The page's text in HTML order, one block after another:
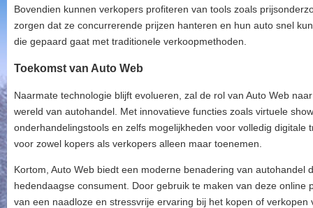
Bovendien kunnen verkopers profiteren van tools zoals
zorgen dat ze concurrerende prijzen hanteren en hun auto snel
die gepaard gaat met traditionele verkoopmethoden.
Toekomst van Auto Web
Naarmate technologie blijft evolueren, zal de rol van Auto Web
wereld van autohandel. Met innovatieve functies zoals virtuele
onderhandelingstools en zelfs mogelijkheden voor volledig digitale
voor zowel kopers als verkopers alleen maar toenemen.
Kortom, Auto Web biedt een moderne benadering van autohandel
hedendaagse consument. Door gebruik te maken van deze online
van een naadloze en stressvrije ervaring bij het kopen of verkopen